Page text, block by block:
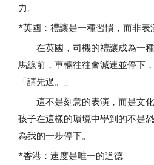
力。
*英國：禮讓是一種習慣，而非表
在英國，司機的禮讓成為一種
馬線前，車輛往往會減速並停下
「請先過。」
這不是刻意的表演，而是文化
孩子在這樣的環境中學到的不是
為我的一步停下。
*香港：速度是唯一的道德